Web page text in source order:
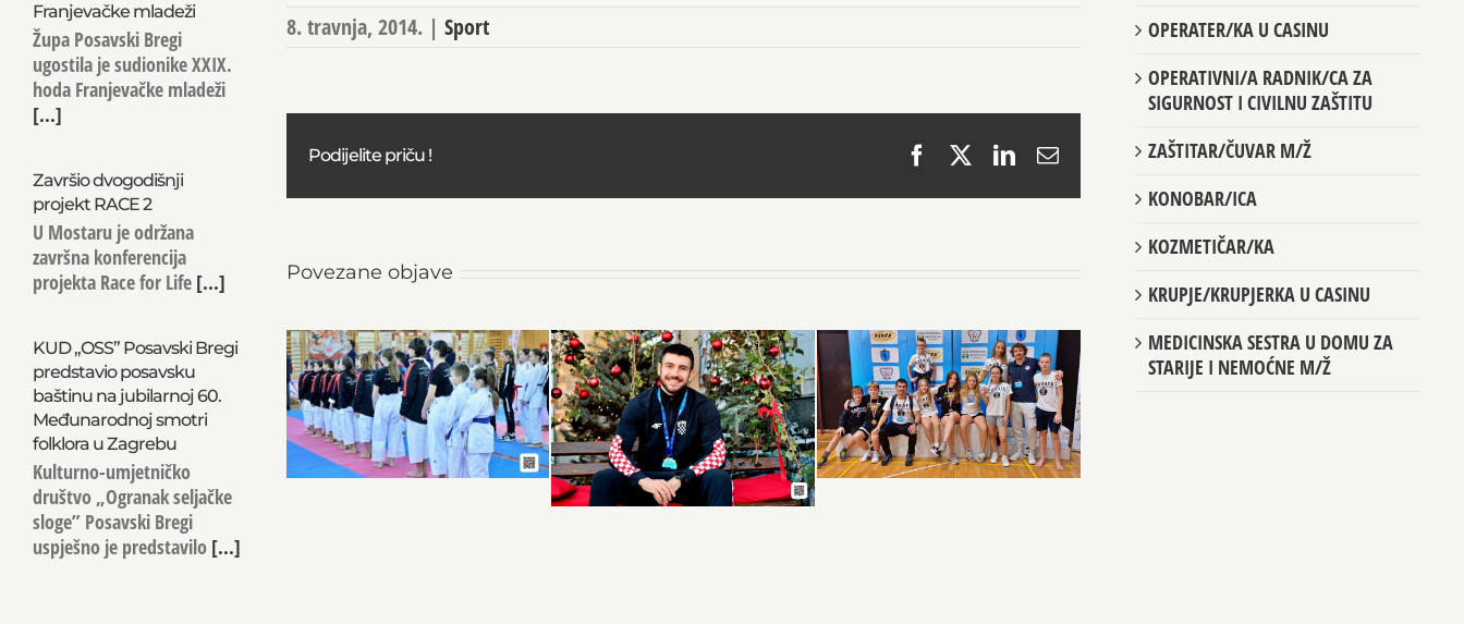
8. travnja, 2014. | Sport
Podijelite priču ! FacebookLinkedIn
Email
Povezane objave
Franjevačke mladeži
Župa Posavski Bregi
ugostila je sudionike XXIX.
hoda Franjevačke mladeži
[...]
Završio dvogodišnji
projekt RACE 2
U Mostaru je održana
završna konferencija
projekta Race for Life[...]
KUD „OSS” Posavski Bregi
predstavio posavsku
baštinu na jubilarnoj 60.
Međunarodnoj smotri
folklora u Zagrebu
Kulturno-umjetničko
društvo „Ogranak seljačke
sloge” Posavski Bregi
uspješno je predstavilo[...]
OPERATER/KA U CASINU
OPERATIVNI/A RADNIK/CA ZA
SIGURNOST I CIVILNU ZAŠTITU
ZAŠTITAR/ČUVAR M/Ž
KONOBAR/ICA
KOZMETIČAR/KA
KRUPJE/KRUPJERKA U CASINU
MEDICINSKA SESTRA U DOMU ZA
STARIJE I NEMOĆNE M/Ž